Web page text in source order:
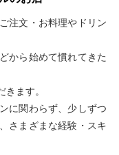
注文・お料理やドリン
から始めて慣れてきた
ます。
に関わらず、少しずつ
さまざまな経験・スキ